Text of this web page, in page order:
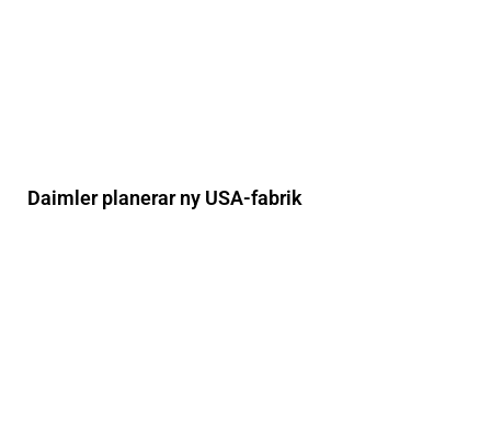
Daimler planerar ny USA-fabrik